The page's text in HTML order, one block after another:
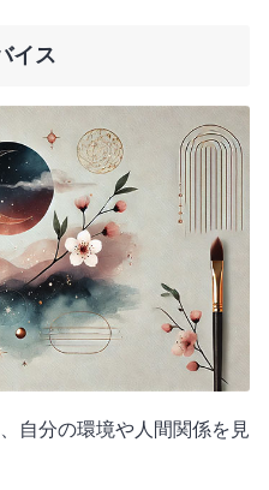
イス
自分の環境や人間関係を見